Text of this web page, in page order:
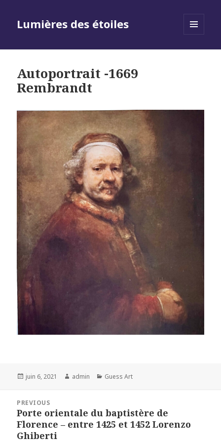
Lumières des étoiles
Autoportrait -1669
Rembrandt
Posted
juin 6, 2021 Author
admin Categories
Guess Art
l’article
PREVIOUS
Previous
post:
Porte orientale du baptistère de
Florence – entre 1425 et 1452 Lorenzo
Ghiberti